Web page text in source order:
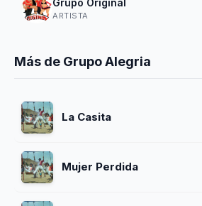
ARTISTA
Más de Grupo Alegria
La Casita
Mujer Perdida